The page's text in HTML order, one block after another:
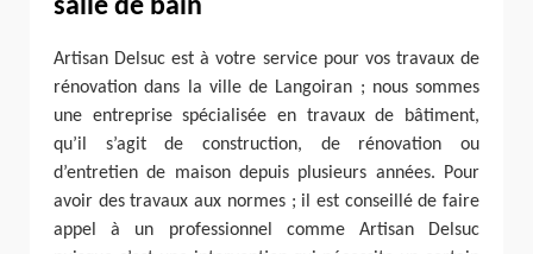
salle de bain
Artisan Delsuc est à votre service pour vos travaux de
rénovation dans la ville de Langoiran ; nous sommes
une entreprise spécialisée en travaux de bâtiment,
qu’il s’agit de construction, de rénovation ou
d’entretien de maison depuis plusieurs années. Pour
avoir des travaux aux normes ; il est conseillé de faire
appel à un professionnel comme Artisan Delsuc